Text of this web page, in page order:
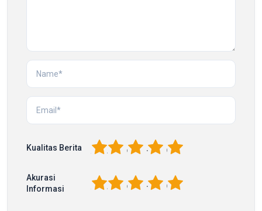
Kualitas Berita 5
4
3
2
Akurasi
Informasi
5
4
3
2